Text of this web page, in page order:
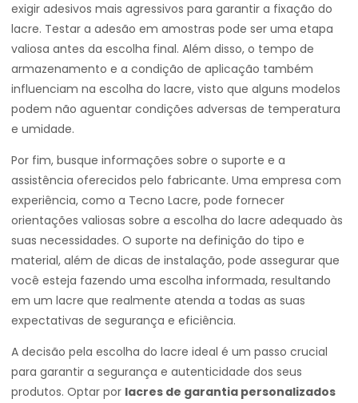
exigir adesivos mais agressivos para garantir a fixação do
lacre. Testar a adesão em amostras pode ser uma etapa
valiosa antes da escolha final. Além disso, o tempo de
armazenamento e a condição de aplicação também
influenciam na escolha do lacre, visto que alguns modelos
podem não aguentar condições adversas de temperatura
e umidade.
Por fim, busque informações sobre o suporte e a
assistência oferecidos pelo fabricante. Uma empresa com
experiência, como a Tecno Lacre, pode fornecer
orientações valiosas sobre a escolha do lacre adequado às
suas necessidades. O suporte na definição do tipo e
material, além de dicas de instalação, pode assegurar que
você esteja fazendo uma escolha informada, resultando
em um lacre que realmente atenda a todas as suas
expectativas de segurança e eficiência.
A decisão pela escolha do lacre ideal é um passo crucial
para garantir a segurança e autenticidade dos seus
produtos. Optar por lacres de garantia personalizados